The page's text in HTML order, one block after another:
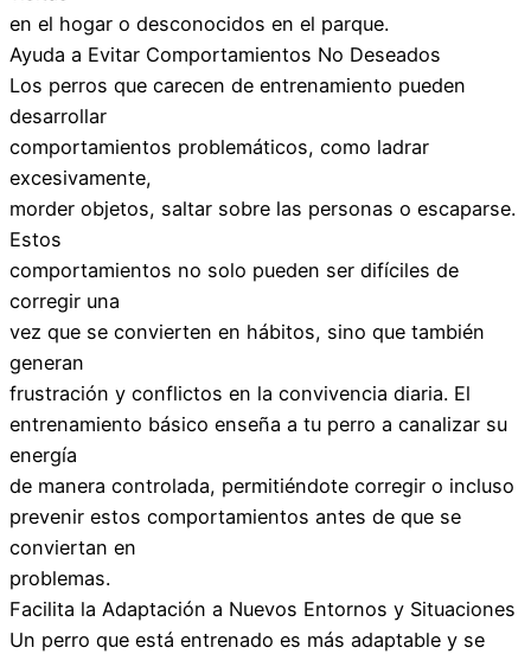
en el hogar o desconocidos en el parque.
Ayuda a Evitar Comportamientos No Deseados
Los perros que carecen de entrenamiento pueden
desarrollar
comportamientos problemáticos, como ladrar
excesivamente,
morder objetos, saltar sobre las personas o escaparse.
Estos
comportamientos no solo pueden ser difíciles de
corregir una
vez que se convierten en hábitos, sino que también
generan
frustración y conflictos en la convivencia diaria. El
entrenamiento básico enseña a tu perro a canalizar su
energía
de manera controlada, permitiéndote corregir o incluso
prevenir estos comportamientos antes de que se
conviertan en
problemas.
Facilita la Adaptación a Nuevos Entornos y Situaciones
Un perro que está entrenado es más adaptable y se